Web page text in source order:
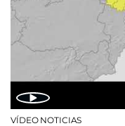
VÍDEO NOTICIAS